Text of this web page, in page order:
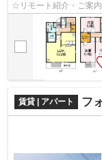
☆リモート紹介・ご案
賃貸 | アパート フ